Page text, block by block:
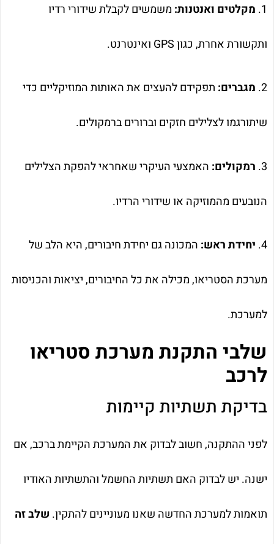
1. מקלטים ואנטנות: משמשים לקבלת שידורי רדיו
ותקשורת אחרת, כגון GPS ואינטרנט.
2. מגברים: תפקידם להעצים את האותות המוזיקליים כדי
שיתורגמו לצלילים חזקים וברורים ברמקולים.
3. רמקולים: האמצעי העיקרי שאחראי להפקת הצלילים
הנובעים מהמוזיקה או שידורי הרדיו.
4. יחידת ראש: המכונה גם יחידת חיבורים, היא הלב של
מערכת הסטריאו, מכילה את כל החיבורים, יציאות והכניסות
למערכת.
שלבי התקנת מערכת סטריאו
לרכב
בדיקת תשתיות קיימות
לפני ההתקנה, חשוב לבדוק את המערכת הקיימת ברכב, אם
ישנה. יש לבדוק האם תשתיות החשמל והתשתיות האודיו
תואמות למערכת החדשה שאנו מעוניינים להתקין. שלב זה